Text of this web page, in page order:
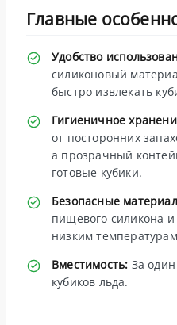
Главные
Удобство
силиконовый
быстро извлекать
Гигиеничное
от посторонних
а прозрачный
готовые кубики.
Безопасные
пищевого силикона
низким
Вместимость: За
кубиков льда.